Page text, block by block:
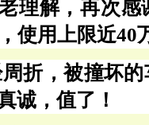
理解，再次
使用上限近40
周折，被撞坏
诚，值了！